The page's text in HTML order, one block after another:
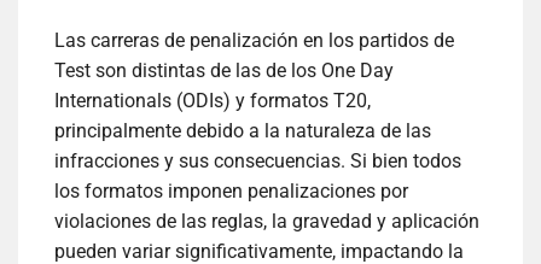
Las carreras de penalización en los partidos de
Test son distintas de las de los One Day
Internationals (ODIs) y formatos T20,
principalmente debido a la naturaleza de las
infracciones y sus consecuencias. Si bien todos
los formatos imponen penalizaciones por
violaciones de las reglas, la gravedad y aplicación
pueden variar significativamente, impactando la